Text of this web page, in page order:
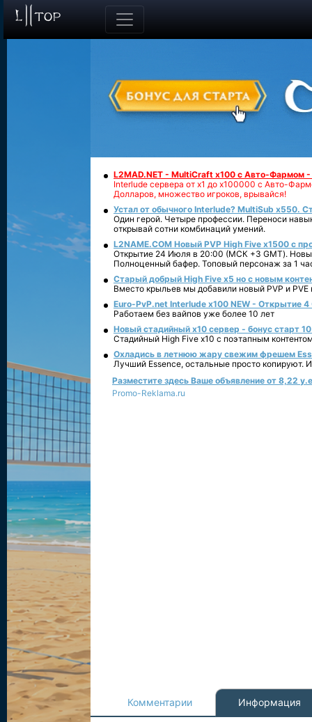
L2MAD.NET - MultiCraft x100 с Авто-Фармом
Interlude сервера от х1 до х100000 с Авто-
Долларов, множество игроков, врывайся!
Устал от обычного Interlude? MultiSub x550.
Один герой. Четыре профессии. Переноси
открывай сотни комбинаций умений.
L2NAME.COM Новый PVP High Five x1500 с
Открытие 24 Июля в 20:00 (МСК +3 GMT).
Полноценный бафер. Топовый персонаж за 1
Старый добрый High Five x5 но с новым
Вместо крыльев мы добавили новый PVP и PVE
Euro-PvP.net Interlude х100 NEW - Открытие 4
Работаем без вайпов уже более 10 лет
Новый стадийный х10 сервер - бонус старт
Стадийный High Five x10 с поэтапным
Охладись в летнюю жару свежим фрешем
Лучший Essence, остальные просто копируют.
Разместите здесь Ваше объявление от 8,22
Promo-Reklama.ru
Комментарии Информация